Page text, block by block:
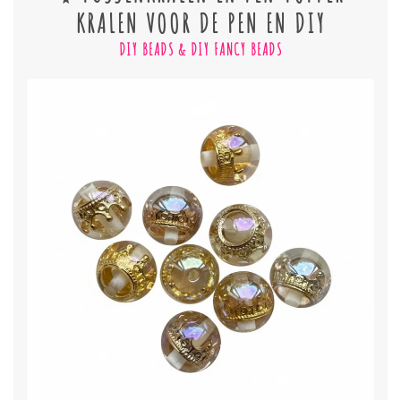
KRALEN VOOR DE PEN EN DIY
DIY BEADS & DIY FANCY BEADS